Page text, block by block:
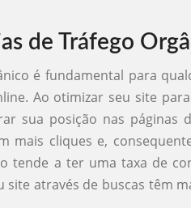
de Tráfego
é fundamental para
Ao otimizar seu site para
sua posição nas páginas
mais cliques e,
tende a ter uma taxa de
site através de buscas têm